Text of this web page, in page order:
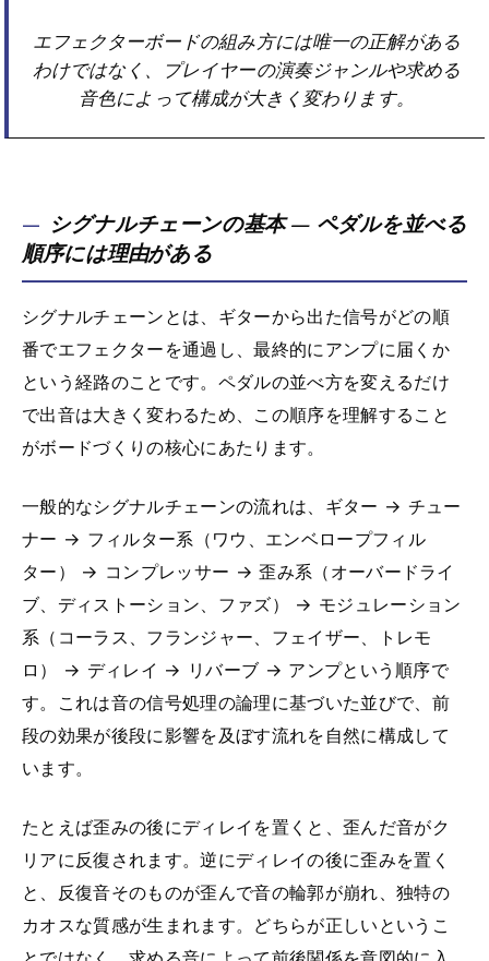
エフェクターボードの組み方には唯一の正解がある
わけではなく、プレイヤーの演奏ジャンルや求める
音色によって構成が大きく変わります。
シグナルチェーンの基本 — ペダルを並べる
順序には理由がある
シグナルチェーンとは、ギターから出た信号がどの順
番でエフェクターを通過し、最終的にアンプに届くか
という経路のことです。ペダルの並べ方を変えるだけ
で出音は大きく変わるため、この順序を理解すること
がボードづくりの核心にあたります。
一般的なシグナルチェーンの流れは、ギター → チュー
ナー → フィルター系（ワウ、エンベロープフィル
ター） → コンプレッサー → 歪み系（オーバードライ
ブ、ディストーション、ファズ） → モジュレーション
系（コーラス、フランジャー、フェイザー、トレモ
ロ） → ディレイ → リバーブ → アンプという順序で
す。これは音の信号処理の論理に基づいた並びで、前
段の効果が後段に影響を及ぼす流れを自然に構成して
います。
たとえば歪みの後にディレイを置くと、歪んだ音がク
リアに反復されます。逆にディレイの後に歪みを置く
と、反復音そのものが歪んで音の輪郭が崩れ、独特の
カオスな質感が生まれます。どちらが正しいというこ